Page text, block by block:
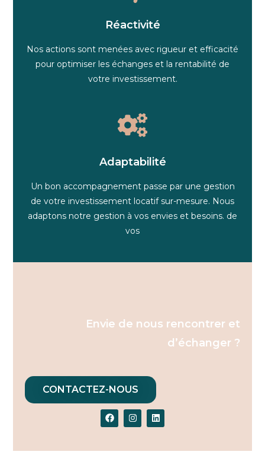
Réactivité
Nos actions sont menées avec rigueur et efficacité
pour optimiser les échanges et la rentabilité de
votre investissement.
Adaptabilité
Un bon accompagnement passe par une gestion
de votre investissement locatif sur-mesure. Nous
adaptons notre gestion à vos envies et besoins. de
vos
Envie de nous rencontrer et
d’échanger ?
CONTACTEZ-NOUS